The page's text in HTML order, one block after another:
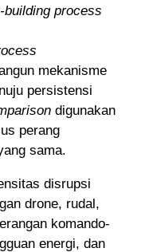
building process
mekanisme
persistensi
digunakan
perang
sama.
disrupsi
drone, rudal,
komando-
energi, dan